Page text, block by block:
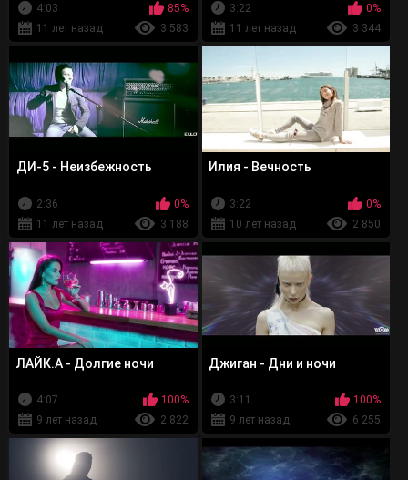
4:03
85%
11 лет назад
3 583
3:22
0%
11 лет назад
3 344
ДИ-5 - Неизбежность
2:36
0%
11 лет назад
3 188
Илия - Вечность
3:22
0%
10 лет назад
2 850
ЛАЙК.А - Долгие ночи
4:07
100%
9 лет назад
2 822
Джиган - Дни и ночи
3:11
100%
9 лет назад
6 255